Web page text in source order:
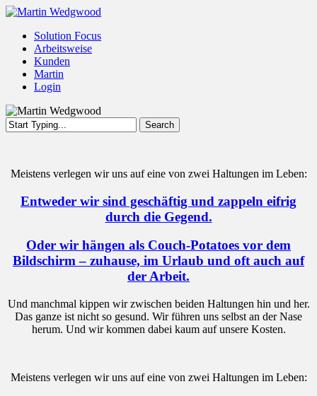
Skip
main
content
Menu
Solution Focus
Arbeitsweise
Kunden
Martin
Login
Search
Meistens verlegen wir uns auf eine von zwei Haltungen im Leben:
Entweder wir sind geschäftig und zappeln eifrig
durch die Gegend.
Oder wir hängen als Couch-Potatoes vor dem
Bildschirm – zuhause, im Urlaub und oft auch auf
der Arbeit.
Und manchmal kippen wir zwischen beiden Haltungen hin und her.
Das ganze ist nicht so gesund. Wir führen uns selbst an der Nase
herum. Und wir kommen dabei kaum auf unsere Kosten.
Meistens verlegen wir uns auf eine von zwei Haltungen im Leben: